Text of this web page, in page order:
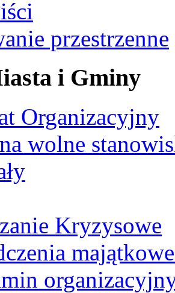
przestrzenne
i Gminy
Organizacyjny
wolne
Kryzysowe